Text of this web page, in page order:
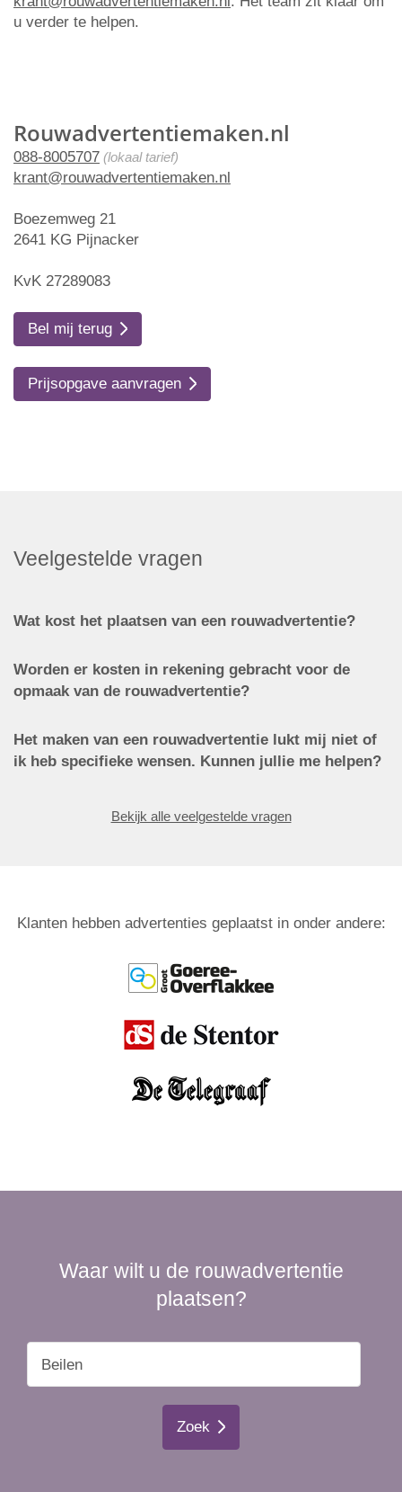
Rouwadvertentiemaken.nl
088-8005707 (lokaal tarief)
krant@rouwadvertentiemaken.nl
Boezemweg 21
2641 KG Pijnacker
KvK 27289083
Bel mij terug
Prijsopgave aanvragen
u verder te helpen.
Veelgestelde vragen
Wat kost het plaatsen van een rouwadvertentie?
Worden er kosten in rekening gebracht voor de
opmaak van de rouwadvertentie?
Het maken van een rouwadvertentie lukt mij niet of
ik heb specifieke wensen. Kunnen jullie me helpen?
Bekijk alle veelgestelde vragen
Klanten hebben advertenties geplaatst in onder andere:
Waar wilt u de rouwadvertentie
plaatsen?
Zoek